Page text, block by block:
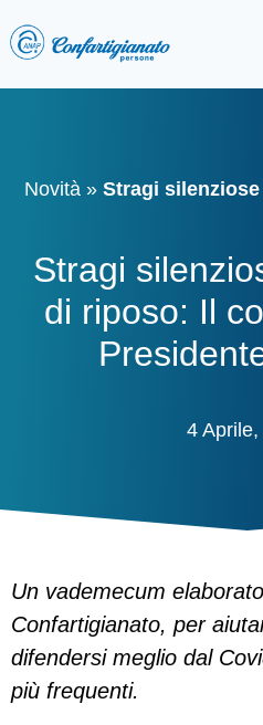
Novità »Stragi
Stragi
di riposo: Il
4
Un vademecum
Confartigianato, per
difendersi meglio dal
più frequenti.